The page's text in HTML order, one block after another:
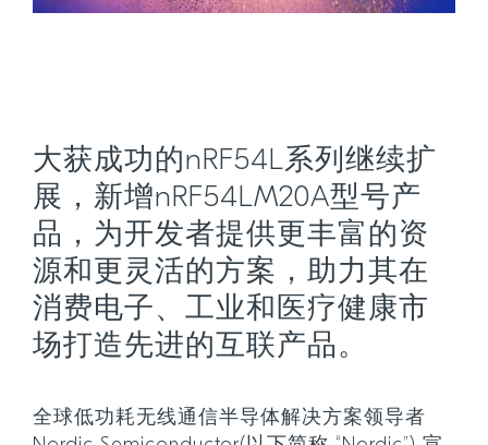
大获成功的nRF54L系列继续扩
展，新增nRF54LM20A型号产
品，为开发者提供更丰富的资
源和更灵活的方案，助力其在
消费电子、工业和医疗健康市
场打造先进的互联产品。
全球低功耗无线通信半导体解决方案领导者